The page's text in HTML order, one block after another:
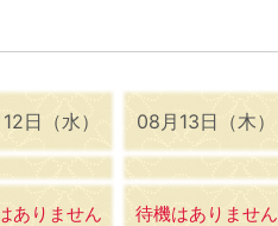
日（水）
ありません
08月13日（木）
待機はありません